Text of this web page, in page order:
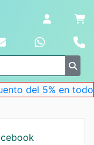
del 5% en